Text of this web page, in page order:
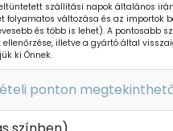
szállítási napok általános
folyamatos változása és az importok
és több is lehet). A pontosabb
ellenőrzése, illetve a gyártó által
ki Önnek.
ponton